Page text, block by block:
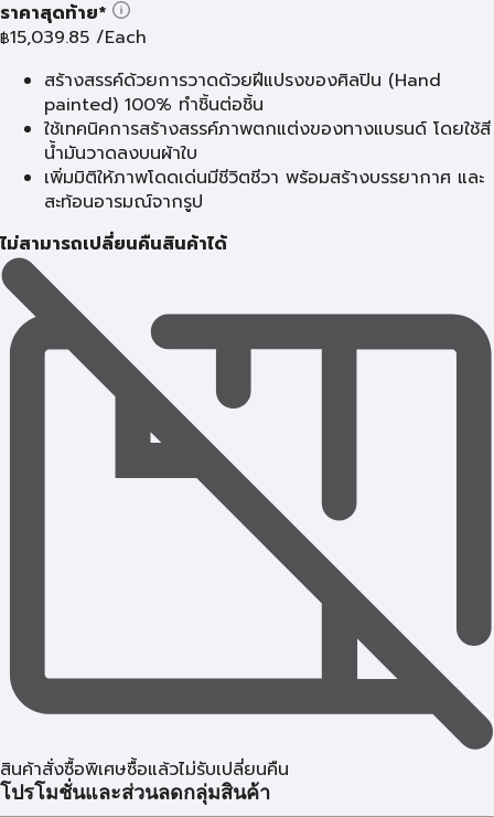
ราคาสุดท้าย*
฿15,039.85 /Each
สร้างสรรค์ด้วยการวาดด้วยฝีแปรงของศิลปิน (Hand
painted) 100% ทำชิ้นต่อชิ้น
ใช้เทคนิคการสร้างสรรค์ภาพตกแต่งของทางแบรนด์ โดยใช้สี
น้ำมันวาดลงบนผ้าใบ
เพิ่มมิติให้ภาพโดดเด่นมีชีวิตชีวา พร้อมสร้างบรรยากาศ และ
สะท้อนอารมณ์จากรูป
ไม่สามารถเปลี่ยนคืนสินค้าได้
สินค้าสั่งซื้อพิเศษซื้อแล้วไม่รับเปลี่ยนคืน
โปรโมชั่นและส่วนลดกลุ่มสินค้า